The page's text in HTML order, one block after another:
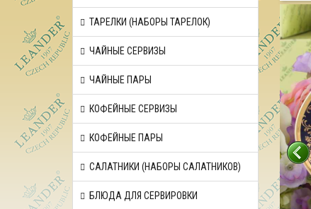
ТАРЕЛКИ (НАБОРЫ ТАРЕЛОК)
ЧАЙНЫЕ СЕРВИЗЫ
ЧАЙНЫЕ ПАРЫ
КОФЕЙНЫЕ СЕРВИЗЫ
КОФЕЙНЫЕ ПАРЫ
САЛАТНИКИ (НАБОРЫ САЛАТНИКОВ)
БЛЮДА ДЛЯ СЕРВИРОВКИ